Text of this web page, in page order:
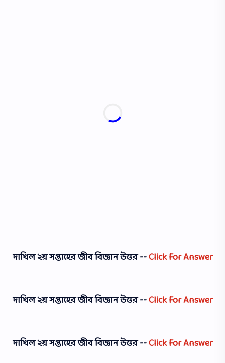
দাখিল ২য় সপ্তাহেরজীব বিজ্ঞান উত্তর --Click For Answer
দাখিল ২য় সপ্তাহেরজীব বিজ্ঞান উত্তর --Click For Answer
দাখিল ২য় সপ্তাহেরজীব বিজ্ঞান উত্তর --Click For Answer